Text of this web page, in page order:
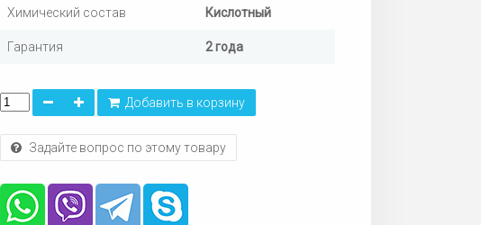
Химический состав Кислотный
Гарантия 2 года
Добавить в корзину
Задайте вопрос по этому товару